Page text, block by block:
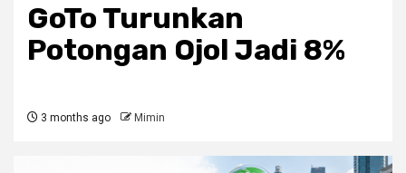
GoTo Turunkan
Potongan Ojol Jadi 8%
3 months ago Mimin